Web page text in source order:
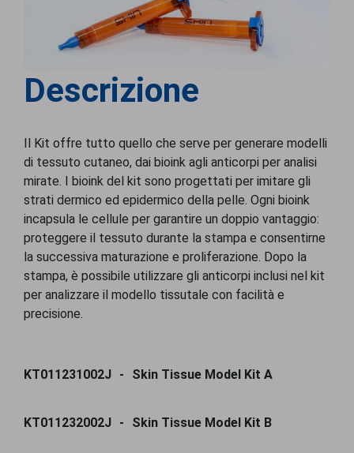
Descrizione
Il Kit offre tutto quello che serve per generare modelli
di tessuto cutaneo, dai bioink agli anticorpi per analisi
mirate. I bioink del kit sono progettati per imitare gli
strati dermico ed epidermico della pelle. Ogni bioink
incapsula le cellule per garantire un doppio vantaggio:
proteggere il tessuto durante la stampa e consentirne
la successiva maturazione e proliferazione. Dopo la
stampa, è possibile utilizzare gli anticorpi inclusi nel kit
per analizzare il modello tissutale con facilità e
precisione.
KT011231002J Skin Tissue Model Kit A
KT011232002J Skin Tissue Model Kit B